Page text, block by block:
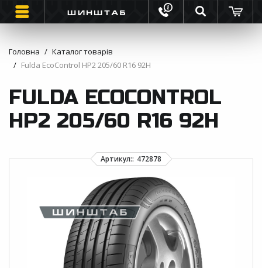
ШИНИ
ВАНТАЖНІ ШИНИ
МОТО ШИНИ
ЗВОРОТНИЙ ДЗВІНОК
ВІДГУКИ ПРО ШИНИ
Головна
Каталог товарів
Fulda EcoControl HP2 205/60 R16 92H
FULDA ECOCONTROL
HP2 205/60 R16 92H